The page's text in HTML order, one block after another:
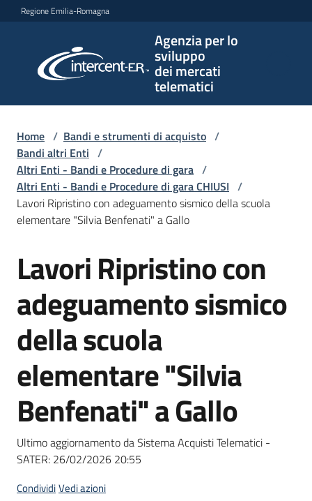
Vai al contenuto
Vai alla navigazione
Vai al footer
Regione Emilia-Romagna
Agenzia per lo
sviluppo
dei mercati
telematici
per lo
sviluppo
telematici
L'Agenzia
Bandi
e
di
Supporto
telematiche
Home / Bandi e strumenti di acquisto /
Bandi altri Enti /
Altri Enti - Bandi e Procedure di gara /
Altri Enti - Bandi e Procedure di gara CHIUSI /
Lavori Ripristino con adeguamento sismico della scuola
elementare "Silvia Benfenati" a Gallo
Salta al contenuto
Lavori Ripristino con
adeguamento sismico
della scuola
elementare "Silvia
Benfenati" a Gallo
Ultimo aggiornamento da Sistema Acquisti Telematici -
SATER: 26/02/2026 20:55
CondividiVedi azioni